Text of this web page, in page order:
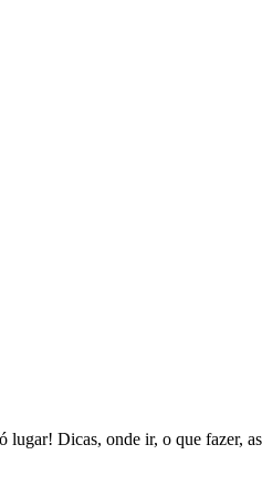
Dicas, onde ir, o que fazer,